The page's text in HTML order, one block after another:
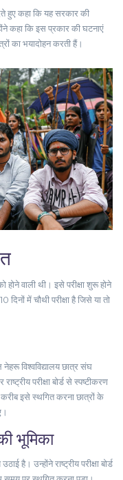
हुए कहा कि यह सरकार की
कहा कि इस प्रकार की घटनाएं
का भयादोहन करती हैं।
वाली थी। इसे परीक्षा शुरू होने
में चौथी परीक्षा है जिसे या तो
विश्वविद्यालय छात्र संघ
परीक्षा बोर्ड से स्पष्टीकरण
इसे स्थगित करना छात्रों के
भूमिका
है। उन्होंने राष्ट्रीय परीक्षा बोर्ड